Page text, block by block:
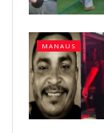
MANAUS